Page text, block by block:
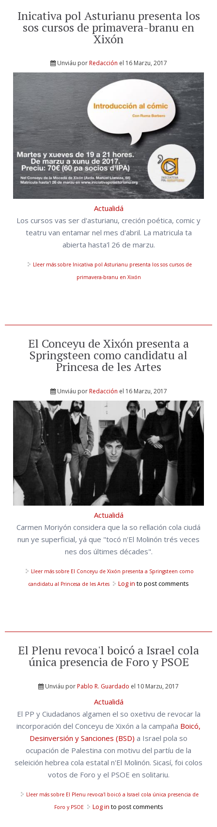
Inicativa pol Asturianu presenta los
sos cursos de primavera-branu en
Xixón
Unviáu porRedacción el 16 Marzu, 2017
Actualidá
Los cursos vas ser d'asturianu, creción poética, comic y
teatru van entamar nel mes d'abril. La matricula ta
abierta hasta'l 26 de marzu.
Lleer mássobre Inicativa pol Asturianu presenta los sos cursos de
primavera-branu en Xixón
El Conceyu de Xixón presenta a
Springsteen como candidatu al
Princesa de les Artes
Unviáu porRedacción el 16 Marzu, 2017
Actualidá
Carmen Moriyón considera que la so rellación cola ciudá
nun ye superficial, yá que "tocó n'El Molinón trés veces
nes dos últimes décades".
Lleer mássobre El Conceyu de Xixón presenta a Springsteen como
candidatu al Princesa de les Artes
Log in to post comments
El Plenu revoca'l boicó a Israel cola
única presencia de Foro y PSOE
Unviáu porPablo R. Guardado el 10 Marzu, 2017
Actualidá
El PP y Ciudadanos algamen el so oxetivu de revocar la
incorporación del Conceyu de Xixón a la campaña Boicó,
Desinversión y Sanciones (BSD) a Israel pola so
ocupación de Palestina con motivu del partíu de la
seleición hebrea cola estatal n'El Molinón. Sicasí, foi colos
votos de Foro y el PSOE en solitariu.
Lleer mássobre El Plenu revoca'l boicó a Israel cola única presencia de
Foro y PSOE
Log in to post comments